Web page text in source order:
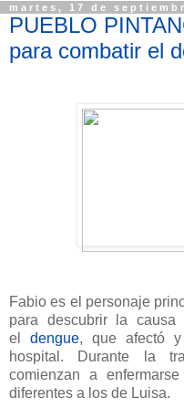
martes, 17 de
PUEBLO
para combatir el
Fabio es el personaje
para descubrir la causa
el dengue, que afectó
hospital. Durante la
comienzan a
diferentes a los de Luisa.